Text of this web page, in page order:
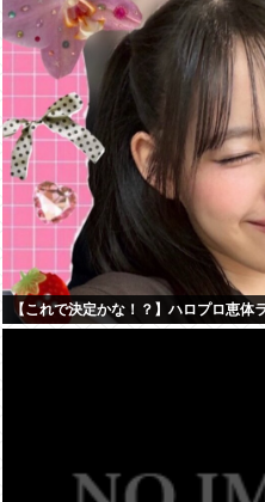
【これで決定かな！？】ハロプロ恵体